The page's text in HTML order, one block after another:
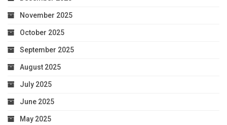
November 2025
October 2025
September 2025
August 2025
July 2025
June 2025
May 2025